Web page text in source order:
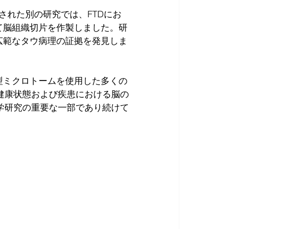
れた別の研究では、FTDにお
組織切片を作製しました。研
なタウ病理の証拠を発見しま
クロトームを使用した多くの
状態および疾患における脳の
究の重要な一部であり続けて